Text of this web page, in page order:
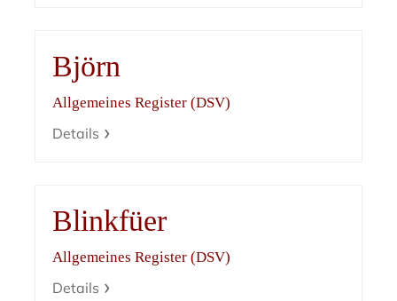
Björn
Allgemeines Register (DSV)
Details
Blinkfüer
Allgemeines Register (DSV)
Details